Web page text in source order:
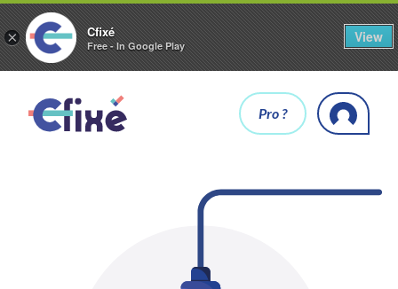
× Cfixé
Free - In Google Play
View
Pro ?